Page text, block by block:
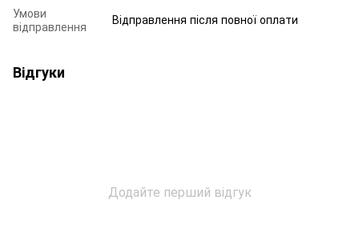
Умови
відправлення
Відправлення після повної оплати
Відгуки
Додайте перший відгук